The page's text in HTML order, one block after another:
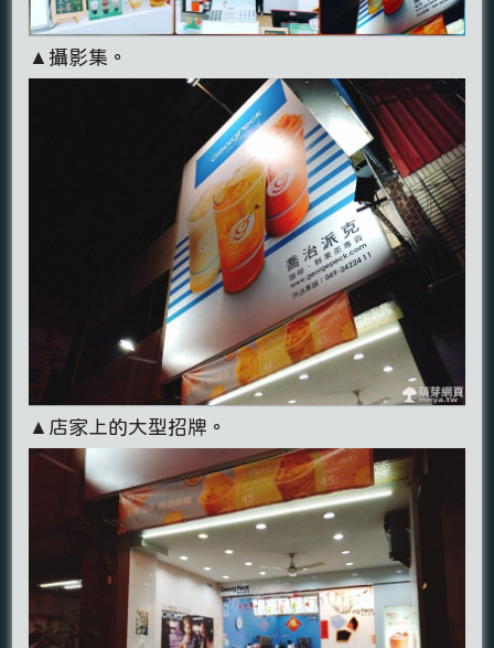
▲攝影集。
▲店家上的大型招牌。